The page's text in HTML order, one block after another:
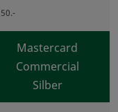
Mastercard
Commercial
Silber